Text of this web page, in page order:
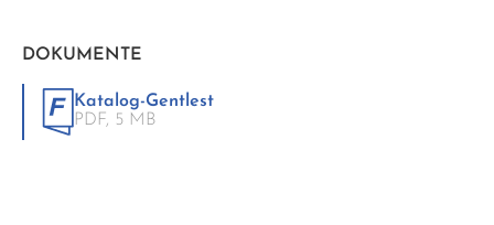
DOKUMENTE
Katalog-Gentlest
PDF, 5 MB